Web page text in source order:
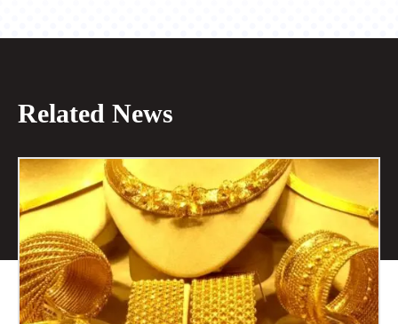
Related News